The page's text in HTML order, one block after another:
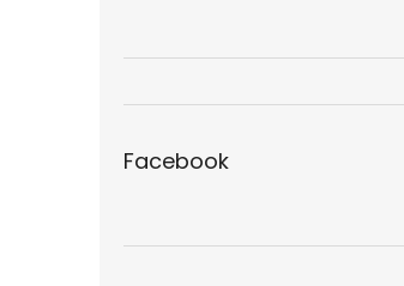
Facebook